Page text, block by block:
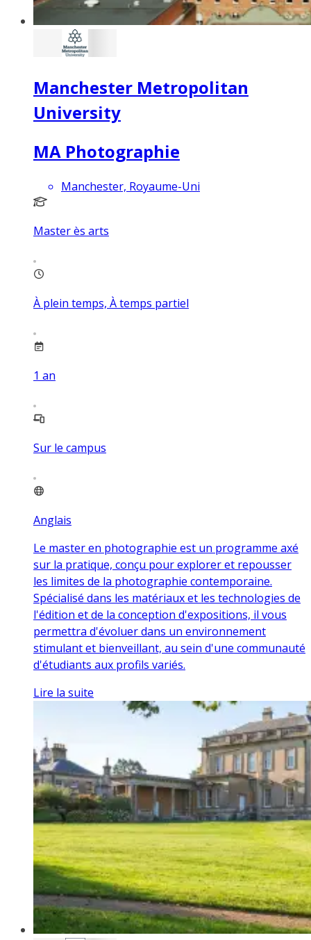
Manchester Metropolitan
University
MA Photographie
Manchester, Royaume-Uni
Master ès arts
À plein temps, À temps partiel
1 an
Sur le campus
Anglais
Le master en photographie est un programme axé
sur la pratique, conçu pour explorer et repousser
les limites de la photographie contemporaine.
Spécialisé dans les matériaux et les technologies de
l'édition et de la conception d'expositions, il vous
permettra d'évoluer dans un environnement
stimulant et bienveillant, au sein d'une communauté
d'étudiants aux profils variés.
Lire la suite